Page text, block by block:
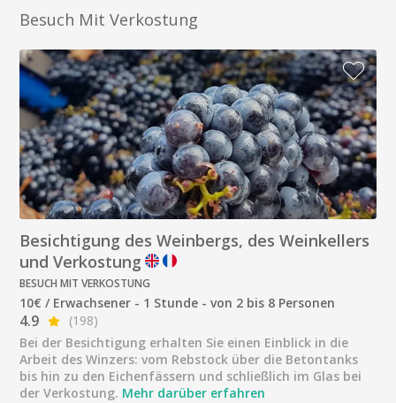
Besuch Mit Verkostung
Besichtigung des Weinbergs, des Weinkellers
und Verkostung
BESUCH MIT VERKOSTUNG
10€ / Erwachsener - 1 Stunde - von 2 bis 8 Personen
4.9
(198)
Bei der Besichtigung erhalten Sie einen Einblick in die
Arbeit des Winzers: vom Rebstock über die Betontanks
bis hin zu den Eichenfässern und schließlich im Glas bei
der Verkostung. Mehr darüber erfahren